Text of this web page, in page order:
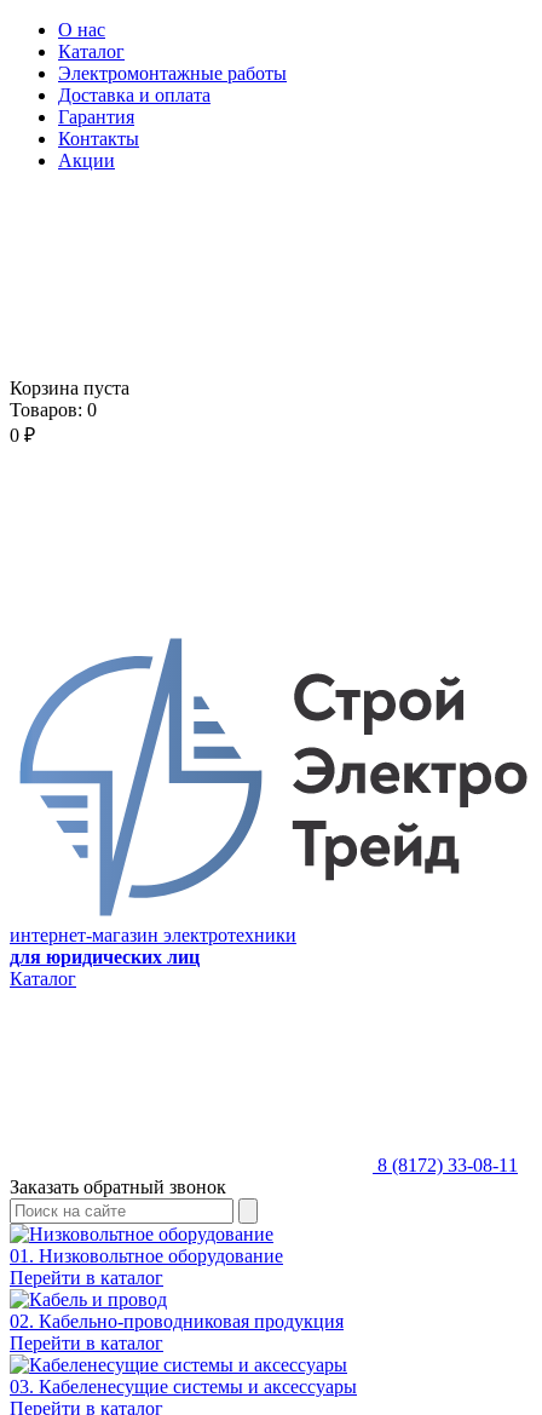
О нас
Каталог
Электромонтажные работы
Доставка и оплата
Гарантия
Контакты
Акции
Корзина пуста
Товаров: 0
0 ₽
интернет-магазин электротехники
для юридических лиц
Каталог
8 (8172) 33-08-11
Заказать обратный звонок
01. Низковольтное оборудование
Перейти в каталог
02. Кабельно-проводниковая продукция
Перейти в каталог
03. Кабеленесущие системы и аксессуары
Перейти в каталог